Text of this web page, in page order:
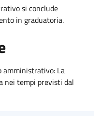
si conclude
in graduatoria.
amministrativo: La
nei tempi previsti dal